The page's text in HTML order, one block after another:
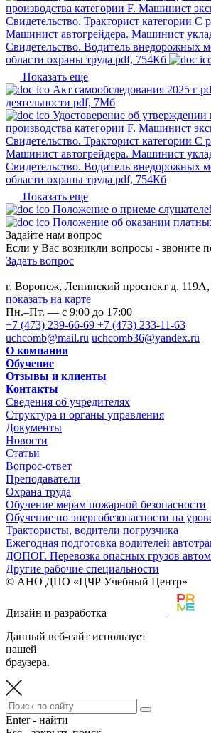
производства категории F. Машинист
Свидетельство. Тракторист категории C
Машинист автогрейдера. Машинист
Свидетельство. Водитель внедорожных
области охраны труда pdf, 754Кб
Показать еще
Акт самообследования 2025 г
деятельности pdf, 7Мб
Удостоверение об утверждении
производства категории F. Машинист
Свидетельство. Тракторист категории C
Машинист автогрейдера. Машинист
Свидетельство. Водитель внедорожных
области охраны труда pdf, 754Кб
Показать еще
Положение о приеме
Положение об оказании
Задайте нам вопрос
Если у Вас возникли вопросы - звоните
Задать вопрос
г. Воронеж, Ленинский проспект д.
показать на карте
Пн.–Пт. — с 9:00 до 17:00
+7 (473) 239-66-69 +7 (473) 233-11-63
uchcomb@mail.ru uchcomb36@yandex.ru
О компании
Обучение
Отзывы и клиенты
Контакты
Сведения об учредителях
Структура и органы управления
Документы
Новости
Статьи
Вопрос-ответ
Преподаватели
Охрана труда
Обучение мерам пожарной безопасности
Обучение по энергобезопасности на
Трактористы, водители погрузчика
Ежегодная подготовка водителей
ДОПОГ. Перевозка опасных грузов
Другие рабочие специальности
© АНО ДПО «ЦЧР Учебный Центр»
Дизайн и разработка
Данный веб-сайт использует
нашей
браузера.
Enter - найти